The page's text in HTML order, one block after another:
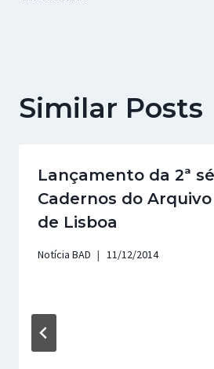
Similar Posts
Lançamento da 2ª
Cadernos do
de Lisboa
Notícia BAD 11/12/2014